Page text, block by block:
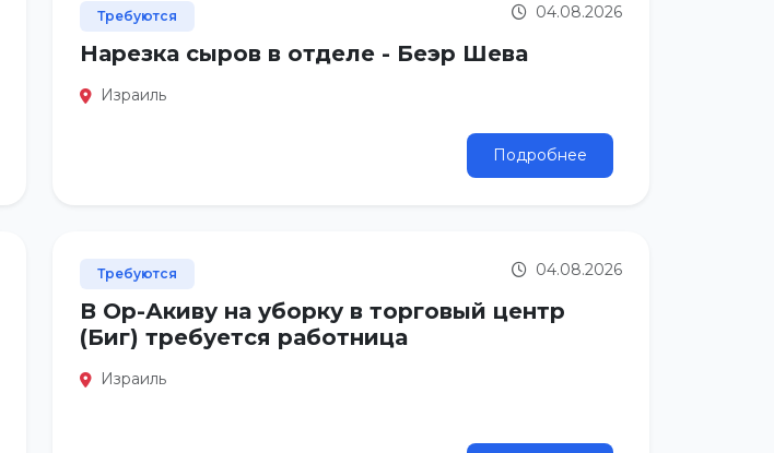
Требуются 04.08.2026
Нарезка сыров в отделе - Беэр Шева
Израиль
Подробнее
Требуются 04.08.2026
В Ор-Акиву на уборку в торговый центр
(Биг) требуется работница
Израиль